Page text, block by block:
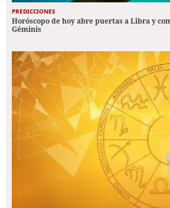
PREDICCIONES
Horóscopo de hoy abre puertas a Libra y
Géminis